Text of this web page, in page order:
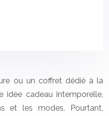
ou un coffret dédié à la
idée cadeau intemporelle,
et les modes. Pourtant,